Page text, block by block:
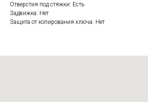
Отверстия под стяжки: Есть
Задвижка: Нет
Защита от копирования ключа: Нет